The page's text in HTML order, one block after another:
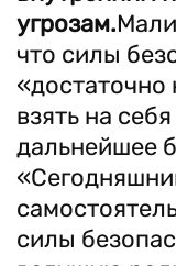
угрозам.
что силы
взять на
дальнейшее
силы